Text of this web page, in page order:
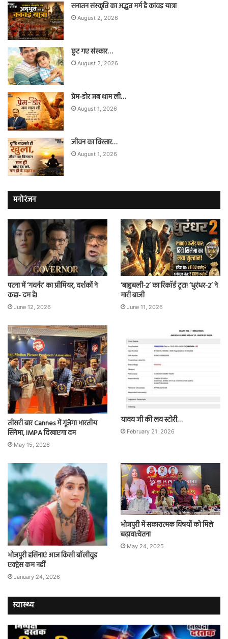
सनातन संस्कृति का अद्भुत मर्म है कांवड़ यात्रा
August 2, 2026
छूट गए संस्कार…
August 2, 2026
प्रेम-डोर जब थाम ली…
August 1, 2026
जीवन का विस्तार…
August 1, 2026
मनोरंजन
पटना में ‘गवर्नर’ का प्रीमियर, दर्शकों ने
कहा- दम है!
June 12, 2026
‘बाहुबली-2’ का रिकॉर्ड टूटा! ‘धुरंधर-2’ ने
मारी बाजी
June 11, 2026
तीसरी बार Cannes में गूंजेगा भारतीय
सिनेमा, IMPA दिखाएगा दम
May 15, 2026
यादव जी की लव स्टोरी…
February 21, 2026
भोजपुरी हसिनाएं आज किसी बॉलीवुड
एक्ट्रेस कम नहीं
January 24, 2026
भोजपुरी में सकारात्मक विषयों को मिले
बढ़ावा:चेतना
May 24, 2025
स्वास्थ्य